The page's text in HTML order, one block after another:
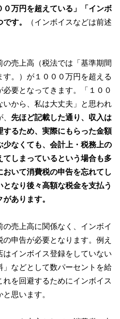
万円を超えている」「インボ
す。
（インボイスなどは前述
の売上高（税法では「基準期間
。）が１０００万円を超える
要となってきます。「１００
いから、私は大丈夫」と思われ
先ほど記載した通り、収入は
るため、実際にもらった金額
少なくても、会計上・税務上の
しまっているという場合も多
おいて消費税の申告を忘れてし
となり後々高額な税金を支払う
あります。
の売上高に関係なく、インボイ
申告が必要となります。例え
インボイス登録をしていない
」などとして数パーセントを給
を回避するためにインボイス
思います。